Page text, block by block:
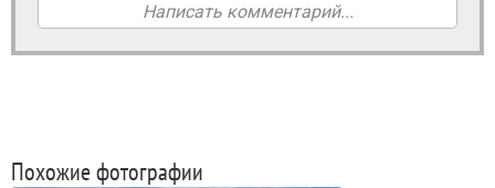
Написать комментарий...
Похожие фотографии